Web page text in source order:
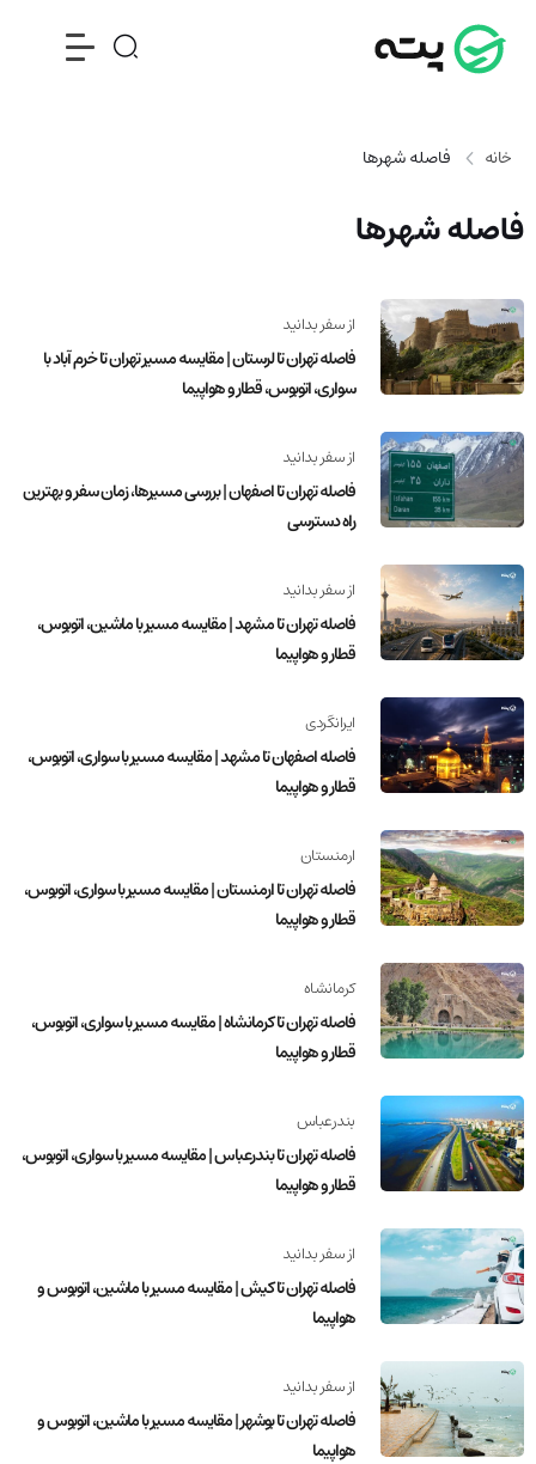
خانه فاصله شهرها
فاصله شهرها
از سفر بدانید
فاصله تهران تا لرستان | مقایسه مسیر تهران تا خرم آباد با
سواری، اتوبوس، قطار و هواپیما
از سفر بدانید
فاصله تهران تا اصفهان | بررسی مسیرها، زمان سفر و بهترین
راه دسترسی
از سفر بدانید
فاصله تهران تا مشهد | مقایسه مسیر با ماشین، اتوبوس،
قطار و هواپیما
ایرانگردی
فاصله اصفهان تا مشهد | مقایسه مسیر با سواری، اتوبوس،
قطار و هواپیما
ارمنستان
فاصله تهران تا ارمنستان | مقایسه مسیر با سواری، اتوبوس،
قطار و هواپیما
کرمانشاه
فاصله تهران تا کرمانشاه | مقایسه مسیر با سواری، اتوبوس،
قطار و هواپیما
بندرعباس
فاصله تهران تا بندرعباس | مقایسه مسیر با سواری، اتوبوس،
قطار و هواپیما
از سفر بدانید
فاصله تهران تا کیش | مقایسه مسیر با ماشین، اتوبوس و
هواپیما
از سفر بدانید
فاصله تهران تا بوشهر | مقایسه مسیر با ماشین، اتوبوس و
هواپیما